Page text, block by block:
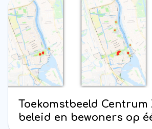
Toekomstbeeld Centrum
beleid en bewoners op